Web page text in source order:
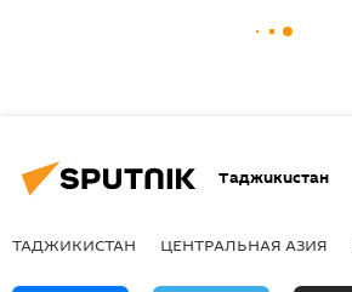
Таджикистан
ТАДЖИКИСТАН ЦЕНТРАЛЬНАЯ АЗИЯ